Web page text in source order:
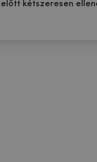
kétszeresen